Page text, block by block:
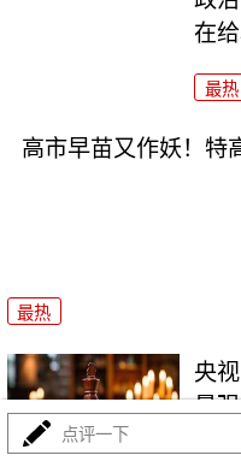
在
最热
高市早苗又作妖！特
最热
央
最
点评一下